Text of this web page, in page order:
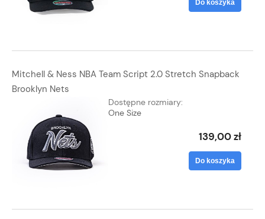
Do koszyka
Mitchell & Ness NBA Team Script 2.0 Stretch Snapback
Brooklyn Nets
Dostępne rozmiary:
One Size
139,00 zł
Do koszyka